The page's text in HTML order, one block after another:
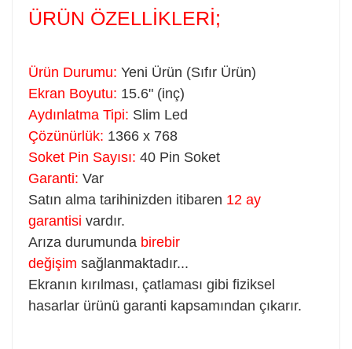
ÜRÜN ÖZELLİKLERİ;
Ürün Durumu: Yeni Ürün (Sıfır Ürün)
Ekran Boyutu: 15.6" (inç)
Aydınlatma Tipi: Slim Led
Çözünürlük: 1366 x 768
Soket Pin Sayısı: 40 Pin Soket
Garanti: Var
Satın alma tarihinizden itibaren 12 ay
garantisi vardır.
Arıza durumunda birebir
değişim sağlanmaktadır...
Ekranın kırılması, çatlaması gibi fiziksel
hasarlar ürünü garanti kapsamından çıkarır.